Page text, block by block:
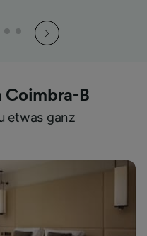
Coimbra-B
etwas ganz